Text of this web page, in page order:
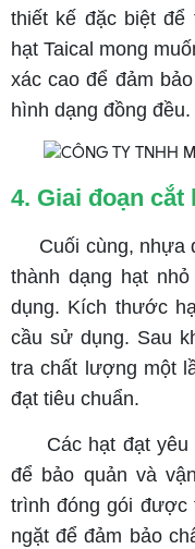
thiết kế đặc biệt
hạt Taical mong
xác cao để đảm
hình dạng đồng đều.
4. Giai đoạn cắt
Cuối cùng,
thành dạng hạt
dụng. Kích thước
cầu sử dụng. Sau
tra chất lượng một
đạt tiêu chuẩn.
Các hạt đạt
để bảo quản và
trình đóng gói được
ngặt để đảm bảo